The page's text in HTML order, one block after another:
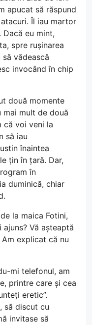
apucat să răspund
Îl iau martor
Dacă eu mint,
spre rușinarea
să vădească
invocând în chip
două momente
mult de două
că voi veni la
să iau
înaintea
țin în țară. Dar,
în
duminică, chiar
la maica Fotini,
ajuns? Vă așteaptă
explicat că nu
mi telefonul, am
printre care și cea
eretic”.
să discut cu
invitase să